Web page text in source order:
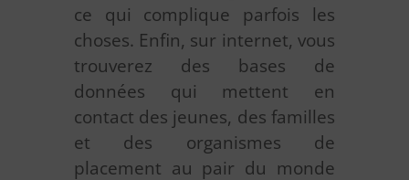
ce qui complique parfois les
choses. Enfin, sur internet, vous
trouverez des bases de
données qui mettent en
contact des jeunes, des familles
et des organismes de
placement au pair du monde